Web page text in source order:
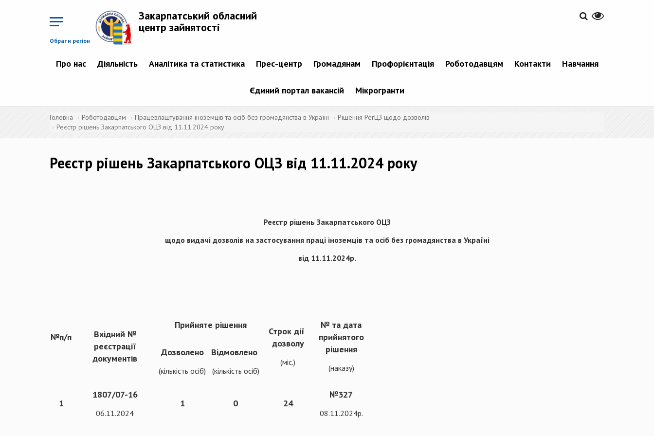
Обрати регіон
Закарпатський обласний
центр зайнятості
Про нас Діяльність Аналітика та статистика Прес-центр Громадянам Профорієнтація Роботодавцям Контакти Навчання
Єдиний портал вакансій Мікрогранти
Головна Роботодавцям Працевлаштування іноземців та осіб без громадянства в Україні
Рішення РегЦЗ щодо дозволів
Реєстр рішень Закарпатського ОЦЗ від 11.11.2024 року
Реєстр рішень Закарпатського ОЦЗ від 11.11.2024 року
Реєстр рішень Закарпатського ОЦЗ
щодо видачі дозволів на застосування праці іноземців та осіб без громадянства в Україні
від 11.11.2024р.
№п/п
Вхідний №
реєстрації
документів
Прийняте рішення
Строк дії
дозволу
(міс.)
№ та дата
прийнятого
рішення
(наказу)
Дозволено
(кількість осіб)
Відмовлено
(кількість осіб)
1
1807/07-16
06.11.2024
1 0 24
№327
08.11.2024р.